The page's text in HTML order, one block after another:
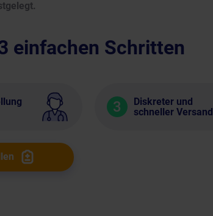
einfachen Schritten
3
Diskreter und
schneller Versand